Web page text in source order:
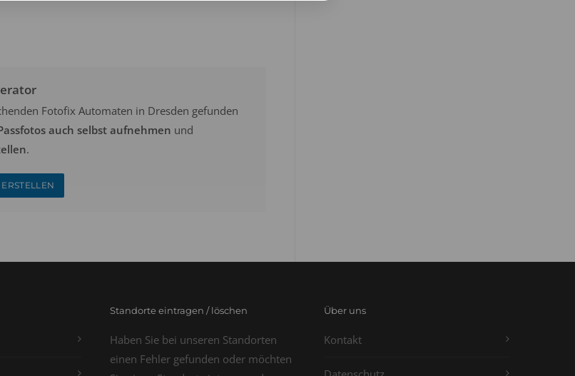
Fotofix Automaten in Dresden gefunden
auch selbst aufnehmen und
.
Standorte eintragen / löschen
Haben Sie bei unseren Standorten
einen Fehler gefunden oder möchten
Über uns
Kontakt